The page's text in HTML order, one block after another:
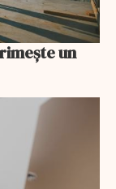
un